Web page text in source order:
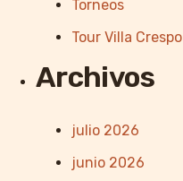
Torneos
Tour Villa Crespo
Archivos
julio 2026
junio 2026